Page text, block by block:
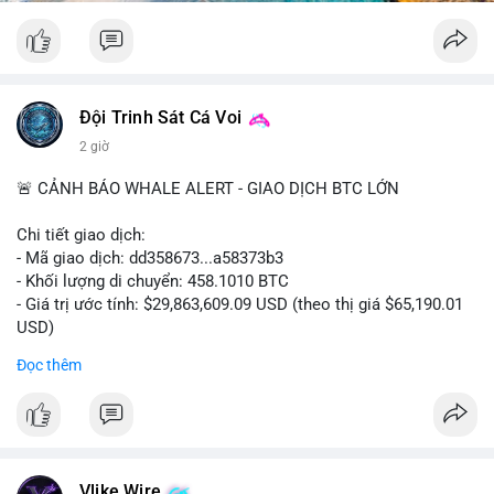
Đội Trinh Sát Cá Voi
2 giờ
🚨 CẢNH BÁO WHALE ALERT - GIAO DỊCH BTC LỚN
Chi tiết giao dịch:
- Mã giao dịch: dd358673...a58373b3
- Khối lượng di chuyển: 458.1010 BTC
- Giá trị ước tính: $29,863,609.09 USD (theo thị giá $65,190.01
USD)
Khối lượng 458 BTC trị giá gần 30 triệu USD được di chuyển
coin này mà không tách nhỏ thành nhiều giao dịch cho thấy
Đọc thêm